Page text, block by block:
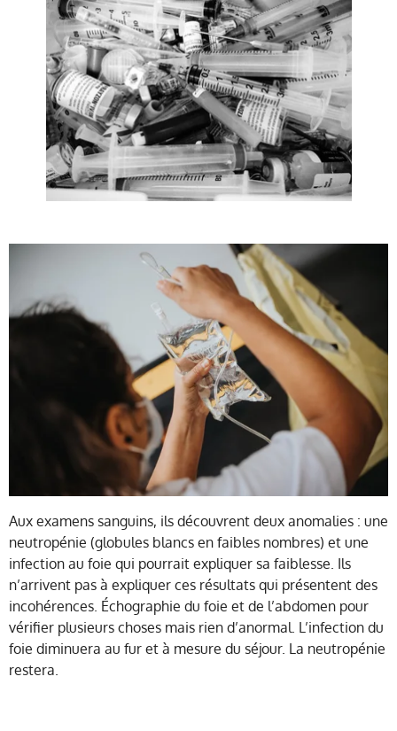
Aux examens sanguins, ils découvrent deux anomalies : une
neutropénie (globules blancs en faibles nombres) et une
infection au foie qui pourrait expliquer sa faiblesse. Ils
n’arrivent pas à expliquer ces résultats qui présentent des
incohérences. Échographie du foie et de l’abdomen pour
vérifier plusieurs choses mais rien d’anormal. L’infection du
foie diminuera au fur et à mesure du séjour. La neutropénie
restera.